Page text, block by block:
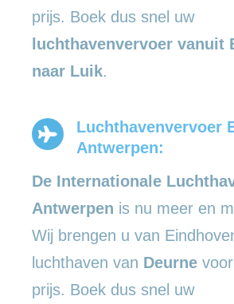
prijs. Boek dus snel uw
luchthavenvervoer vanuit
naar Luik.
Luchthavenvervoer
Antwerpen:
De Internationale
Antwerpen is nu meer en
Wij brengen u van
luchthaven van Deurne
prijs. Boek dus snel uw